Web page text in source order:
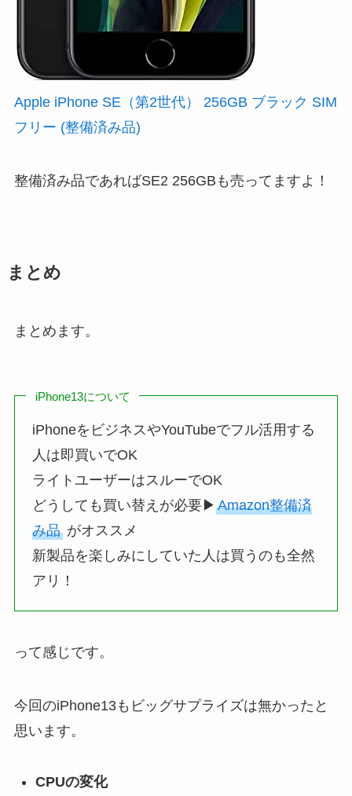
Apple iPhone SE（第2世代） 256GB ブラック SIM
フリー (整備済み品)
整備済み品であればSE2 256GBも売ってますよ！
まとめ
まとめます。
iPhone13について
iPhoneをビジネスやYouTubeでフル活用する
人は即買いでOK
ライトユーザーはスルーでOK
どうしても買い替えが必要▶︎Amazon整備済
み品 がオススメ
新製品を楽しみにしていた人は買うのも全然
アリ！
って感じです。
今回のiPhone13もビッグサプライズは無かったと
思います。
CPUの変化